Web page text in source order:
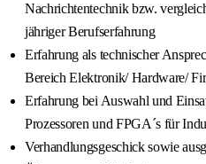
Nachrichtentechnik bzw.
jähriger Berufserfahrung
Erfahrung als technischer
Bereich Elektronik/ Hardware/
Erfahrung bei Auswahl und
Prozessoren und FPGA´s für
Verhandlungsgeschick sowie